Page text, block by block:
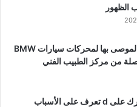
الظهور
أنواع الزيوت الموصى بها لمحركات سيارات BMW
من مركز الطبيب الفني
السيارة لا تتحرك على d تعرف على الأسباب